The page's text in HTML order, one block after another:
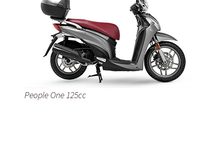
People One 125cc